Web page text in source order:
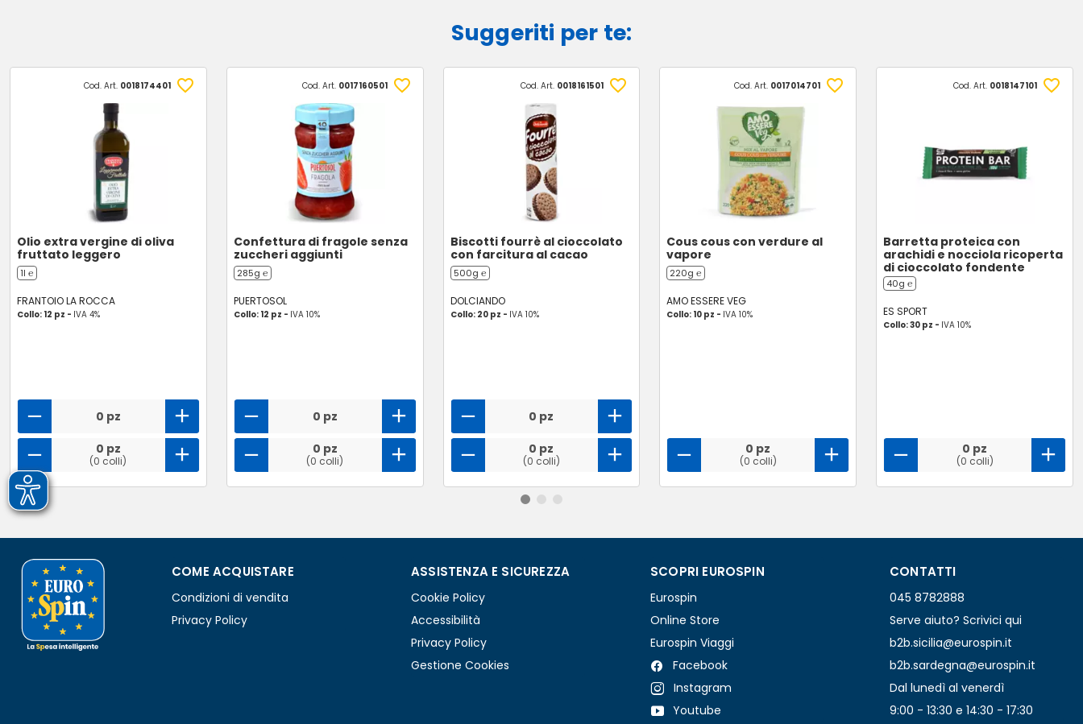
Suggeriti per te:
Cod. Art. 0018174401
Olio extra vergine di oliva
fruttato leggero
1l ℮
FRANTOIO LA ROCCA
Collo: 12 pz - IVA 4%
0 pz
0 pz
(0 colli)
Cod. Art. 0017160501
Confettura di fragole senza
zuccheri aggiunti
285g ℮
PUERTOSOL
Collo: 12 pz - IVA 10%
0 pz
0 pz
(0 colli)
Cod. Art. 0018161501
Biscotti fourrè al cioccolato
con farcitura al cacao
500g ℮
DOLCIANDO
Collo: 20 pz - IVA 10%
0 pz
0 pz
(0 colli)
Cod. Art. 0017014701
Cous cous con verdure al
vapore
220g ℮
AMO ESSERE VEG
Collo: 10 pz - IVA 10%
0 pz
(0 colli)
Cod. Art. 0018147101
Barretta proteica con
arachidi e nocciola ricoperta
di cioccolato fondente
40g ℮
ES SPORT
Collo: 30 pz - IVA 10%
0 pz
(0 colli)
COME ACQUISTARE
Condizioni di vendita
Privacy Policy
ASSISTENZA E SICUREZZA
Cookie Policy
Accessibilità
Privacy Policy
Gestione Cookies
SCOPRI EUROSPIN
Eurospin
Online Store
Eurospin Viaggi
Facebook
Instagram
Youtube
CONTATTI
045 8782888
Serve aiuto? Scrivici qui
b2b.sicilia@eurospin.it
b2b.sardegna@eurospin.it
Dal lunedì al venerdì
9:00 - 13:30 e 14:30 - 17:30